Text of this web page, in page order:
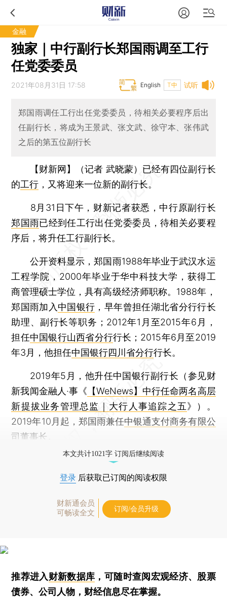
金融
独家｜中行副行长郑国雨调至工行
任党委委员
试听
2021年08月31日 17:58 T中
English
郑国雨调任工行出任党委委员，待相关必要程序后出
任副行长，将成为王景武、张文武、徐守本、张伟武
之后的第五位副行长
【财新网】（记者 武晓蒙） 已经有四位副行长
的工行 ，又将迎来一位新的副行长。
8月31日下午，财新记者获悉，中行原副行长
郑国雨已经到任工行出任党委委员，待相关必要程
序后，将升任工行副行长。
公开资料显示，郑国雨1988年毕业于武汉水运
工程学院，2000年毕业于华中科技大学，获得工
商管理硕士学位，具有高级经济师职称。1988年，
郑国雨加入 中国银行 ，早年曾担任湖北省分行行长
助理、副行长等职务；2012年1月至2015年6月，
担任中国银行山西省分行行长；2015年6月至2019
年3月，他担任中国银行四川省分行行长。
2019年5月，他升任中国银行副行长（参见财
新我闻金融人·事《 【WeNews】中行任命两名高层
新提拔业务管理总监｜大行人事追踪之五》）。
2019年10月起，郑国雨兼任中银通支付商务有限公
司董事长。
本文共计1021字 订阅后继续阅读
登录 后获取已订阅的阅读权限
财新通会员
可畅读全文
订阅/会员升级
推荐进入财新数据库 ，可随时查阅宏观经济、股票
债券、公司人物，财经信息尽在掌握。